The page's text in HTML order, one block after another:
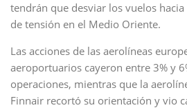
tendrán que desviar los vuelos
de tensión en el Medio Oriente.
Las acciones de las aerolíneas
aeroportuarios cayeron entre 3% y
operaciones, mientras que la
Finnair recortó su orientación y vio